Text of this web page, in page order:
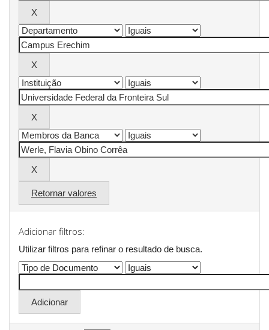
Retornar valores
Adicionar filtros:
Utilizar filtros para refinar o resultado de busca.